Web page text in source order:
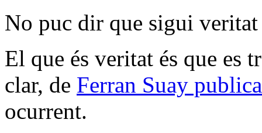
No puc dir que sigui
El que és veritat és que es
clar, de Ferran Suay
ocurrent.